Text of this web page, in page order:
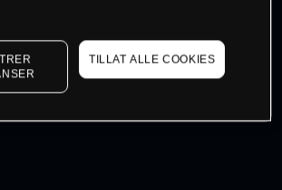
Log in
TILLAT ALLE COOKIES